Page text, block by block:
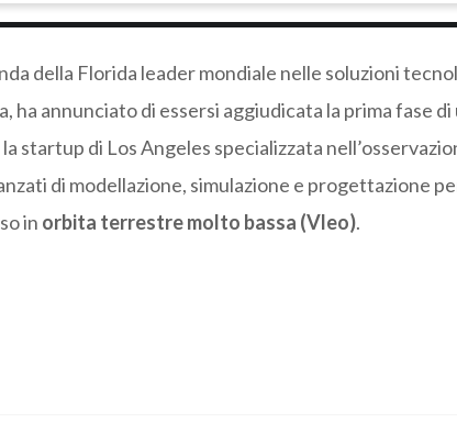
della Florida leader mondiale nelle soluzioni
ha annunciato di essersi aggiudicata la prima fase di
la startup di Los Angeles specializzata
di modellazione, simulazione e progettazione
in orbita terrestre molto bassa (Vleo).